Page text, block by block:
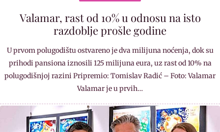
Valamar, rast od 10% u odnosu na isto
razdoblje prošle godine
U prvom polugodištu ostvareno je dva milijuna noćenja, dok su
prihodi pansiona iznosili 125 milijuna eura, uz rast od 10% na
polugodišnjoj razini Pripremio: Tomislav Radić – Foto: Valamar
Valamar je u prvih…